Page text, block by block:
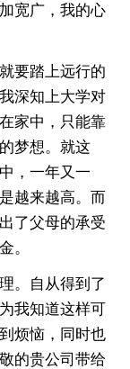
宽广，我的心
要踏上远行的
深知上大学对
家中，只能靠
梦想。就这
，一年又一
越来越高。而
了父母的承受
。
。自从得到了
我知道这样可
烦恼，同时也
的贵公司带给